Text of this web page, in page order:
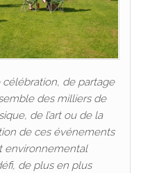
de partage
des milliers de
de l’art ou de la
de ces événements
environnemental
de plus en plus